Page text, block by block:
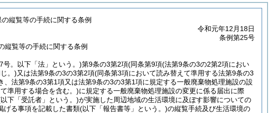
縦覧等の手続に関する条例
令和元年12月18日
条例第25号
縦覧等の手続に関する条例
号。以下「法」という。)第9条の3第2項(同条第9項(法第9条の3の2第2項におい
。)又は法第9条の3の3第2項(同条第3項において読み替えて準用する法第9条の3
、法第9条の3第1項又は法第9条の3の3第1項に規定する一般廃棄物処理施設の設
準用する場合を含む。)に規定する一般廃棄物処理施設の変更に係る届出に際
下「受託者」という。)が実施した周辺地域の生活環境に及ぼす影響についての
げる事項を記載した書類(以下「報告書等」という。)の縦覧手続及び生活環境の